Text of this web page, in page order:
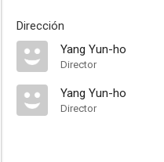
Dirección
Yang Yun-ho
Director
Yang Yun-ho
Director